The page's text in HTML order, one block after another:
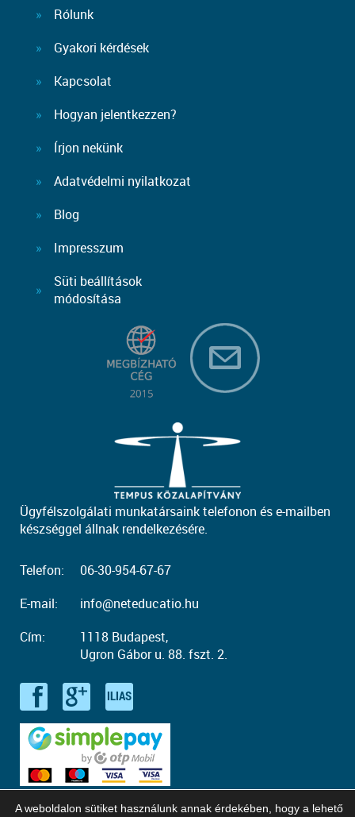
Rólunk
Gyakori kérdések
Kapcsolat
Hogyan jelentkezzen?
Írjon nekünk
Adatvédelmi nyilatkozat
Blog
Impresszum
Süti beállítások
módosítása
Ügyfélszolgálati munkatársaink telefonon és e-mailben
készséggel állnak rendelkezésére.
Telefon:
06-30-954-67-67
E-mail:
info@neteducatio.hu
Cím:
1118 Budapest,
Ugron Gábor u. 88. fszt. 2.
A weboldalon sütiket használunk annak érdekében, hogy a lehető